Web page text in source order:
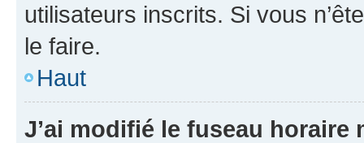
utilisateurs inscrits. Si vous
le faire.
Haut
J’ai modifié le fuseau horaire